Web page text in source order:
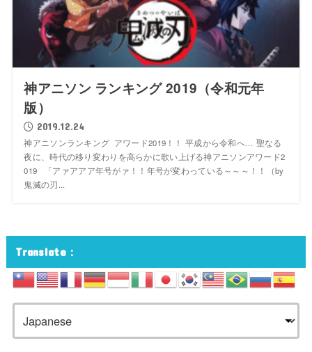
神アニソン ランキング 2019（令和元年
版）
2019.12.24
神アニソンランキング アワード2019！！ 平成から令和へ… 聖なる
夜に、時代の移り変わりを高らかに歌い上げる神アニソンアワード2
019 「アァアアア年号がァ！！年号が変わっている～～～！！（by
鬼滅の刃...
Translate：